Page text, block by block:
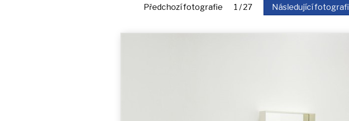
Předchozí fotografie 1 / 27 Následující